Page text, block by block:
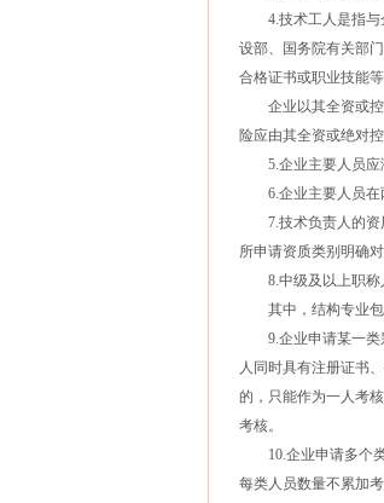
4.技术工人是指与
设部、国务院有关部
合格证书或职业技能等
企业以其全资或控
险应由其全资或绝对
5.企业主要人员应满
6.企业主要人员在两
7.技术负责人的资
所申请资质类别明确
8.中级及以上职称人
其中，结构专业包
9.企业申请某一类
人同时具有注册证书
的，只能作为一人考
考核。
10.企业申请多个类
每类人员数量不累加